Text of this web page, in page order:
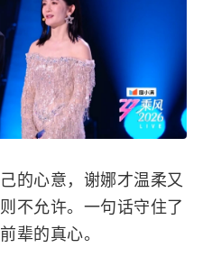
的心意，谢娜才温柔又
不允许。一句话守住了
辈的真心。